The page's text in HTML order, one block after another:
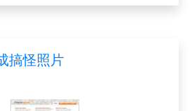
搞怪照片